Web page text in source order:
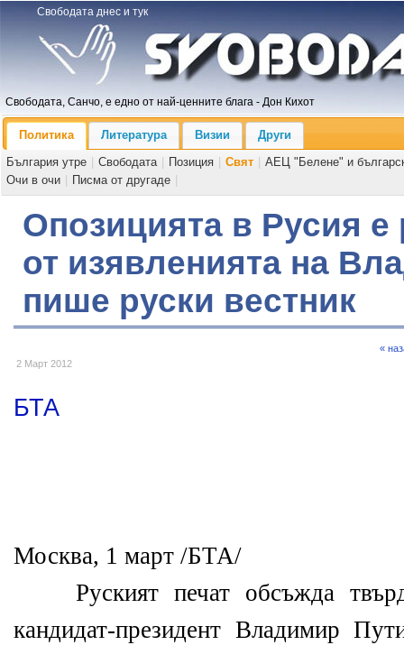
Свободата днес и тук
Свободата, Санчо, е едно от най-ценните блага - Дон Кихот
Политика Литература Визии
Други
България утре
Свободата Позиция Свят
АЕЦ "Белене" и
Очи в очи
Писма от другаде
Опозицията в Русия е
от изявленията на
пише руски вестник
2 Март 2012
«
БТА
Москва, 1 март /БТА/
Руският печат обсъжда
кандидат-президент Владимир